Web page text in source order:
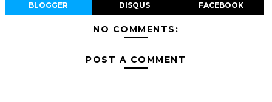
BLOGGER DISQUS FACEBOOK
NO COMMENTS:
POST A COMMENT